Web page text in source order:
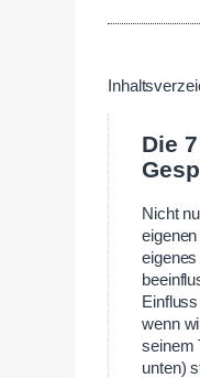
Die
Nicht
wenn
seinem
unten)